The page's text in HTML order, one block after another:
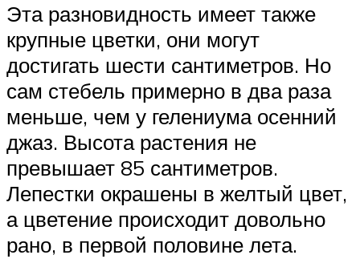
Эта разновидность имеет также
крупные цветки, они могут
достигать шести сантиметров. Но
сам стебель примерно в два раза
меньше, чем у гелениума осенний
джаз. Высота растения не
превышает 85 сантиметров.
Лепестки окрашены в желтый цвет,
а цветение происходит довольно
рано, в первой половине лета.